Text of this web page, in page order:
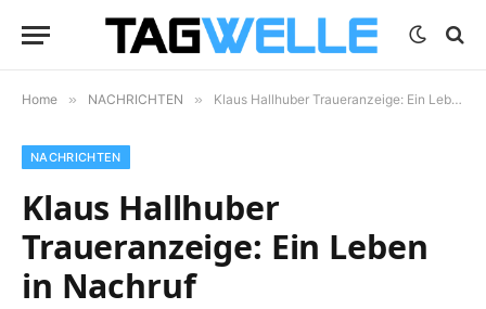
Home » NACHRICHTEN » Klaus Hallhuber Traueranzeige: Ein Leben in Nachruf
NACHRICHTEN
Klaus Hallhuber
Traueranzeige: Ein Leben
in Nachruf